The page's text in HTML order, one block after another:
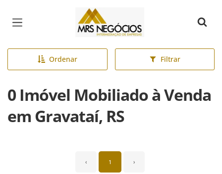
Página inicial
Ordenar Filtrar
0 Imóvel Mobiliado à Venda
em Gravataí, RS
‹ 1 ›